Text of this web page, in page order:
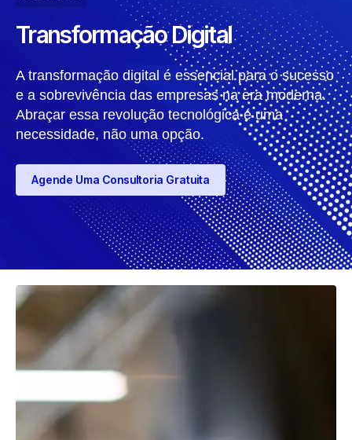
Transformação Digital
A transformação digital é essencial para o sucesso
e a sobrevivência das empresas na era moderna.
Abraçar essa revolução tecnológica é uma
necessidade, não uma opção.
Agende Uma Consultoria Gratuita